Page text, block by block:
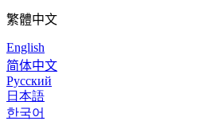
繁體中文
English
简体中文
Русский
日本語
한국어